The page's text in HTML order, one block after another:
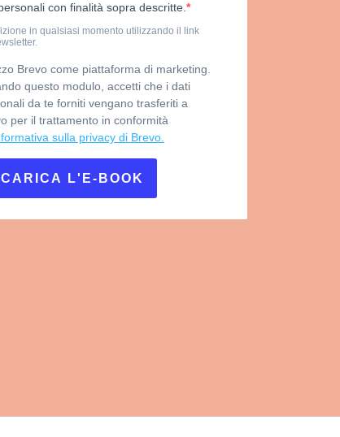
con finalità sopra descritte.
in qualsiasi momento utilizzando il link
Brevo come piattaforma di marketing.
questo modulo, accetti che i dati
da te forniti vengano trasferiti a
per il trattamento in conformità
sulla privacy di Brevo.
L'E-BOOK